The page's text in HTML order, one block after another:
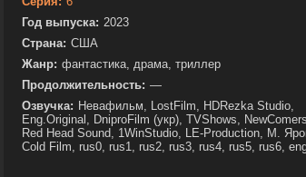
Год выпуска: 2023
Страна: США
Жанр: фантастика, драма, триллер
Продолжительность: —
Озвучка: Невафильм, LostFilm, HDRezka Studio,
Eng.Original, DniproFilm (укр), TVShows, NewComers,
Red Head Sound, 1WinStudio, LE-Production, М.
Cold Film, rus0, rus1, rus2, rus3, rus4, rus5, rus6,